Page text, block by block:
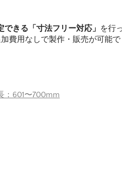
できる「寸法フリー対応」 を行
費用なしで製作・販売が可能で
：601〜700mm